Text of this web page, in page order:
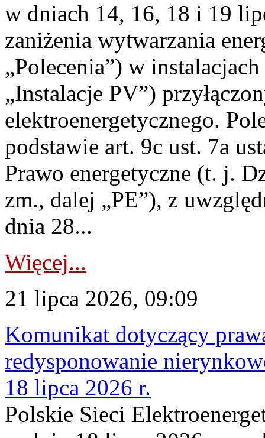
w dniach 14, 16, 18 i 19
zaniżenia wytwarzania
„Polecenia”) w
„Instalacje PV”)
elektroenergetycznego.
podstawie art. 9c ust. 7a
Prawo energetyczne (t. j.
zm., dalej „PE”), z
dnia 28...
Więcej...
21 lipca 2026, 09:09
Komunikat dotyczący
redysponowanie
18 lipca 2026 r.
Polskie Sieci